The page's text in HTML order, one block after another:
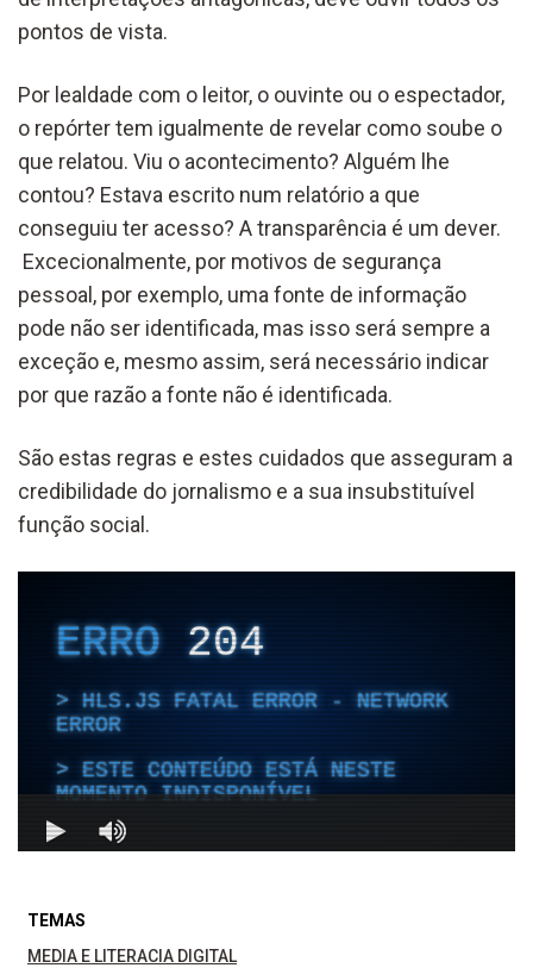
pontos de vista.
Por lealdade com o leitor, o ouvinte ou o espectador,
o repórter tem igualmente de revelar como soube o
que relatou. Viu o acontecimento? Alguém lhe
contou? Estava escrito num relatório a que
conseguiu ter acesso? A transparência é um dever.
Excecionalmente, por motivos de segurança
pessoal, por exemplo, uma fonte de informação
pode não ser identificada, mas isso será sempre a
exceção e, mesmo assim, será necessário indicar
por que razão a fonte não é identificada.
São estas regras e estes cuidados que asseguram a
credibilidade do jornalismo e a sua insubstituível
função social.
TEMAS
MEDIA E LITERACIA DIGITAL